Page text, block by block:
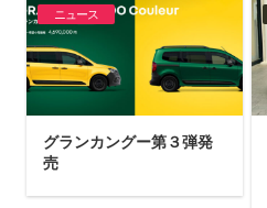
ニュース
グランカングー第３弾発
売